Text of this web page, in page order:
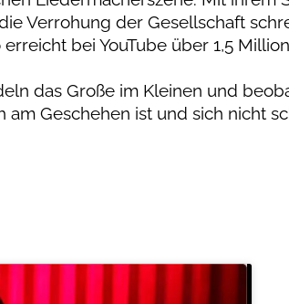
Verrohung der Gesellschaft
bei YouTube über 1,5
das Große im Kleinen und
Geschehen ist und sich nicht